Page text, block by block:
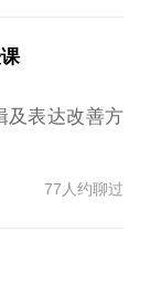
了解他们或
什么渠道实
好友支持，不
及表达改善方
合你：
77人约聊过